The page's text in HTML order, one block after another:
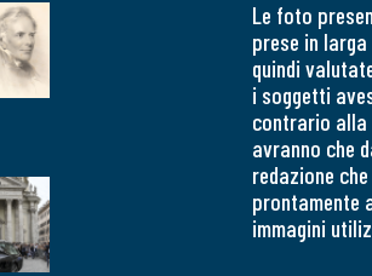
Le foto
prese in
quindi
i soggetti
contrario alla
avranno che
redazione
prontamente
immagini